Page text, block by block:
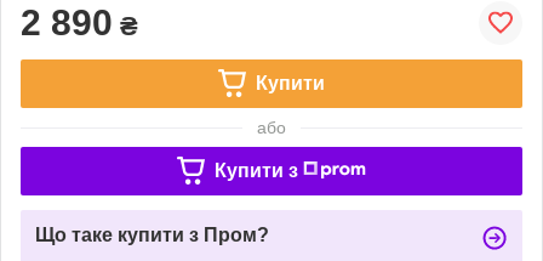
2 890 ₴
Купити
або
Купити з
Що таке купити з Пром?